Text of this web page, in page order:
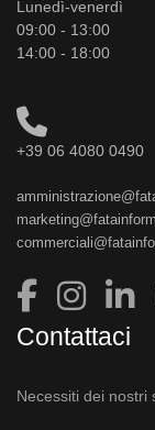
Lunedì-venerdì
09:00 - 13:00
14:00 - 18:00
+39 06 4080 0490
Contattaci
Necessiti dei nostri